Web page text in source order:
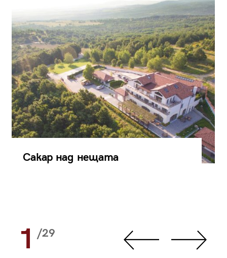
Сакар над нещата
1 /29